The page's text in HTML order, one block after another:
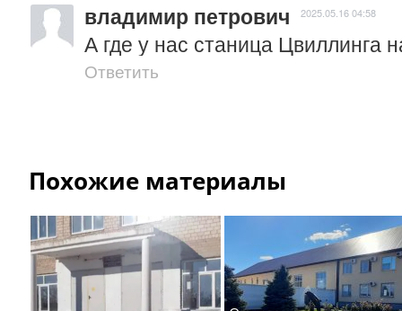
владимир петрович 2025.05.16 04:58
А где у нас станица Цвиллинга
Ответить
Похожие материалы